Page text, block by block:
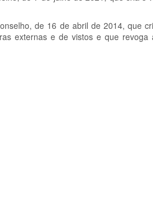
de 16 de abril de 2014, que
externas e de vistos e que revoga